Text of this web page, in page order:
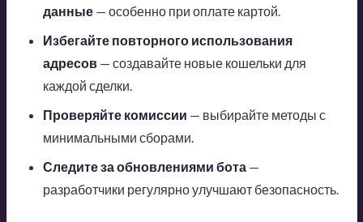
данные— особенно при оплате картой.
Избегайте повторного использования
адресов— создавайте новые кошельки для
каждой сделки.
Проверяйте комиссии — выбирайте методы с
минимальными сборами.
Следите за обновлениями бота—
разработчики регулярно улучшают безопасность.